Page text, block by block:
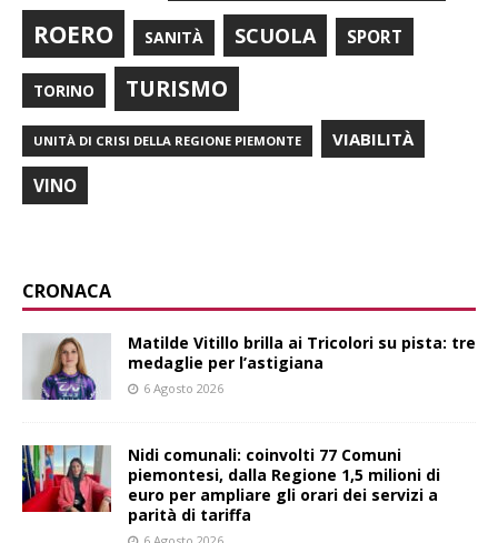
ROERO SANITÀ SCUOLA SPORT
TORINO TURISMO
UNITÀ DI CRISI DELLA REGIONE PIEMONTE VIABILITÀ
VINO
CRONACA
Matilde Vitillo brilla ai Tricolori su pista: tre
medaglie per l’astigiana
6 Agosto 2026
Nidi comunali: coinvolti 77 Comuni
piemontesi, dalla Regione 1,5 milioni di
euro per ampliare gli orari dei servizi a
parità di tariffa